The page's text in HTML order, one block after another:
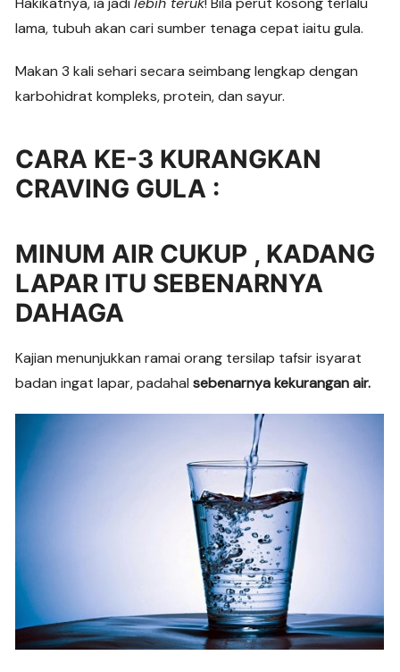
lama, tubuh akan cari sumber tenaga cepat iaitu gula.
Makan 3 kali sehari secara seimbang lengkap dengan
karbohidrat kompleks, protein, dan sayur.
CARA KE-3 KURANGKAN
CRAVING GULA :
MINUM AIR CUKUP , KADANG
LAPAR ITU SEBENARNYA
DAHAGA
Kajian menunjukkan ramai orang tersilap tafsir isyarat
badan ingat lapar, padahalsebenarnya kekurangan air.